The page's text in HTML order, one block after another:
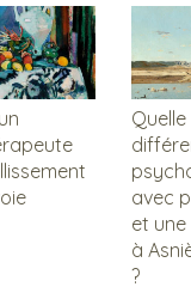
avec
et
à
?